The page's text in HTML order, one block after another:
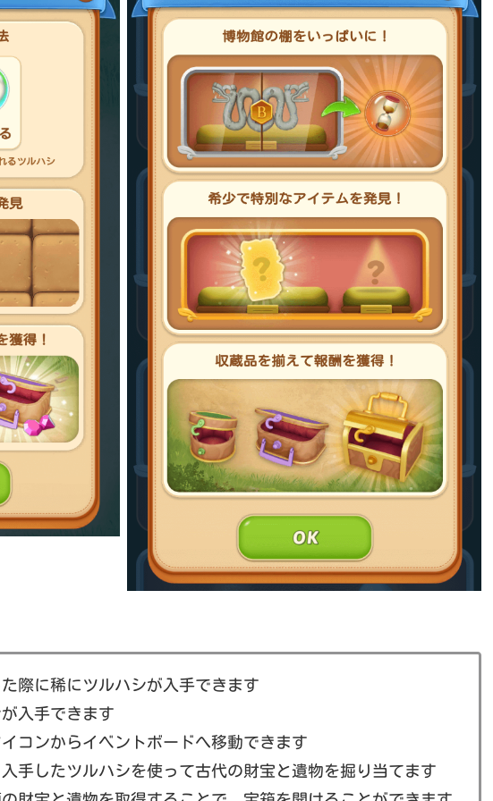
際に稀にツルハシが入手できます
入手できます
コンからイベントボードへ移動できます
手したツルハシを使って古代の財宝と遺物を掘り当てます